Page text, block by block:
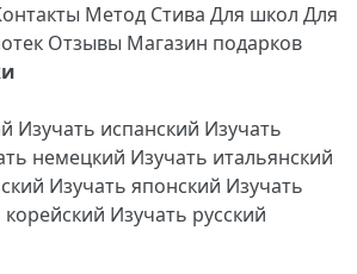
Метод Стива Для школ Для
Отзывы Магазин подарков
Изучать испанский Изучать
немецкий Изучать итальянский
Изучать японский Изучать
корейский Изучать русский